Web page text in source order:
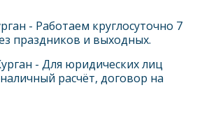
- Работаем круглосуточно 7
праздников и выходных.
- Для юридических лиц
расчёт, договор на